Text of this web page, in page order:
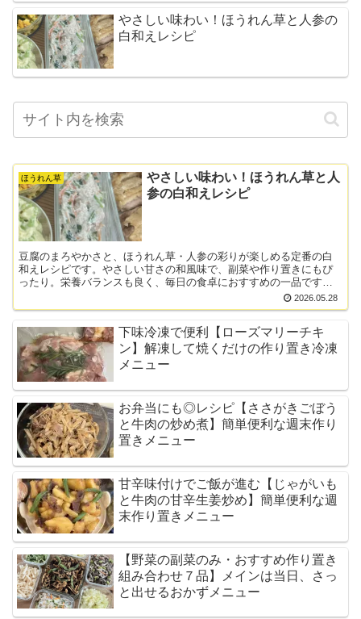
やさしい味わい！ほうれん草と人参の
白和えレシピ
ほうれん草
やさしい味わい！ほうれん草と人
参の白和えレシピ
豆腐のまろやかさと、ほうれん草・人参の彩りが楽しめる定番の白
和えレシピです。やさしい甘さの和風味で、副菜や作り置きにもぴ
ったり。栄養バランスも良く、毎日の食卓におすすめの一品です。
材料（2〜3人分） ほうれん草・・・1/2束 人参・・・1...
2026.05.28
下味冷凍で便利【ローズマリーチキ
ン】解凍して焼くだけの作り置き冷凍
メニュー
お弁当にも◎レシピ【ささがきごぼう
と牛肉の炒め煮】簡単便利な週末作り
置きメニュー
甘辛味付けでご飯が進む【じゃがいも
と牛肉の甘辛生姜炒め】簡単便利な週
末作り置きメニュー
【野菜の副菜のみ・おすすめ作り置き
組み合わせ７品】メインは当日、さっ
と出せるおかずメニュー